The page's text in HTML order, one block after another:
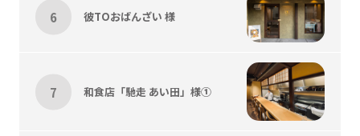
彼TOおばんざい 様
和食店「馳走 あい田」様①